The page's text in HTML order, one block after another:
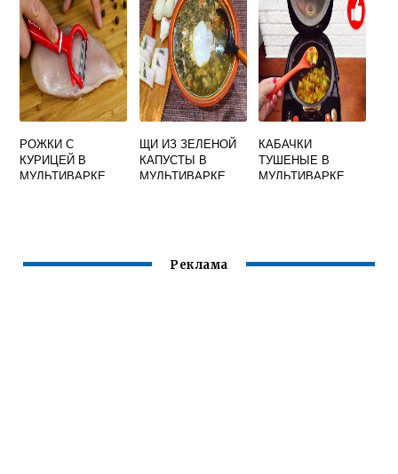
НА НОЧЬ
РОЖКИ С
КУРИЦЕЙ В
МУЛЬТИВАРКЕ
ЩИ ИЗ ЗЕЛЕНОЙ
КАПУСТЫ В
МУЛЬТИВАРКЕ
КАБАЧКИ
ТУШЕНЫЕ В
МУЛЬТИВАРКЕ
Реклама